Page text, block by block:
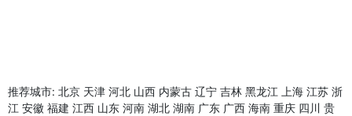
推荐城市: 北京 天津 河北 山西 内蒙古 辽宁 吉林 黑龙江 上海 江苏 浙
江 安徽 福建 江西 山东 河南 湖北 湖南 广东 广西 海南 重庆 四川 贵